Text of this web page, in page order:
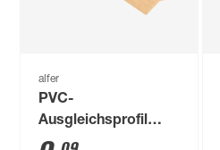
alfer
PVC-
Ausgleichsprofil
buchefarben 1000 x